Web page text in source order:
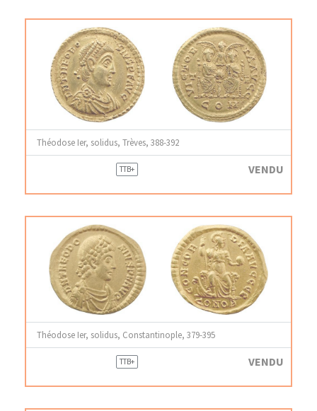
Théodose Ier, solidus, Trèves, 388-392
TTB+ VENDU
Théodose Ier, solidus, Constantinople, 379-395
TTB+ VENDU